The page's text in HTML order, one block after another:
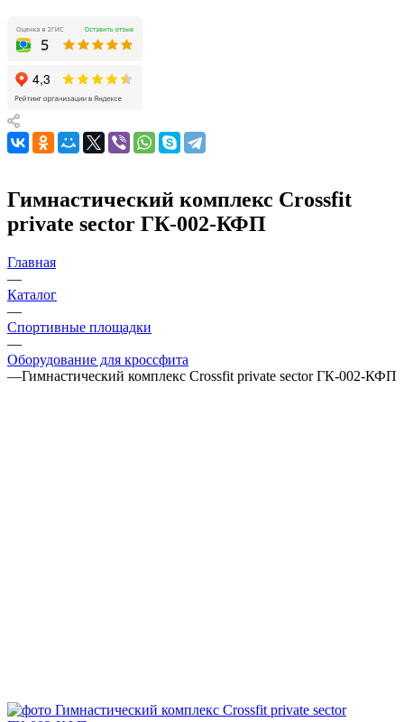
Гимнастический комплекс Сrossfit
private sector ГК-002-КФП
Главная
—
Каталог
—
Спортивные площадки
—
Оборудование для кроссфита
—Гимнастический комплекс Сrossfit private sector ГК-002-КФП